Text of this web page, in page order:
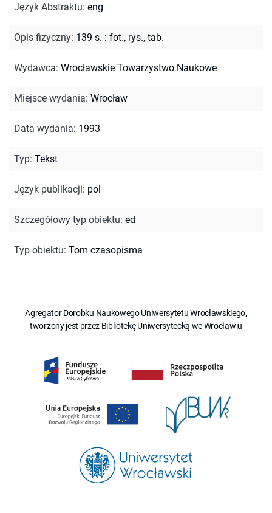
Język Abstraktu: eng
Opis fizyczny: 139 s. : fot., rys., tab.
Wydawca: Wrocławskie Towarzystwo Naukowe
Miejsce wydania: Wrocław
Data wydania: 1993
Typ: Tekst
Język publikacji: pol
Szczegółowy typ obiektu: ed
Typ obiektu: Tom czasopisma
Agregator Dorobku Naukowego Uniwersytetu Wrocławskiego,
tworzony jest przez Bibliotekę Uniwersytecką we Wrocławiu